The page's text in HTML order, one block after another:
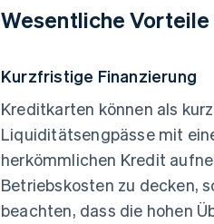
Wesentliche
Kurzfristige Finanzierung
Kreditkarten können als
Liquiditätsengpässe mit
herkömmlichen Kredit
Betriebskosten zu decken,
beachten, dass die hohen